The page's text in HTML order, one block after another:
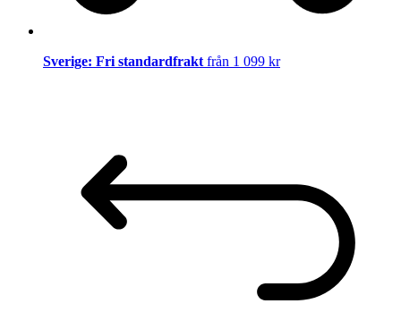
Sverige: Fri standardfrakt från 1 099 kr